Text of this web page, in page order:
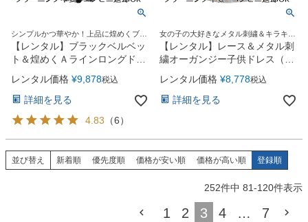
シンプルかつ華やか！上品に煌めくブラ
ックロングドレス
【レンタル】ブラックベルベッ
ト＆煌めくＡラインロングドレ
ス※ウエストリボン結び型
(YP157)ブラック
レンタル価格 ¥9,878税込
詳細を見る
4.83 （6）
女の子の大好きなメタル刺繍＆キラキラ
オーガンジーリボンがポイント♪
【レンタル】レース＆メタル刺
繍オーガンジー子供ドレス（リ
ボンコサージュ付）(CC2461)
シャンパン
レンタル価格 ¥8,778税込
詳細を見る
並び替え 新着順 優先度順 価格が安い順 価格が高い順 登録順
252件中 81-120件表示
1 2 3 4 … 7